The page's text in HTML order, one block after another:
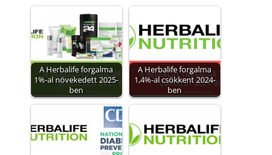
A Herbalife forgalma
1%-al növekedett 2025-
ben
A Herbalife forgalma
1,4%-al csökkent 2024-
ben